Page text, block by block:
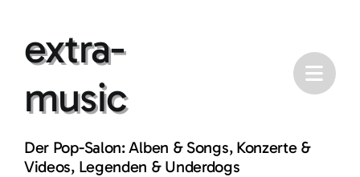
contentextra-
music
Der Pop-Salon: Alben & Songs, Konzerte &
Videos, Legenden & Underdogs